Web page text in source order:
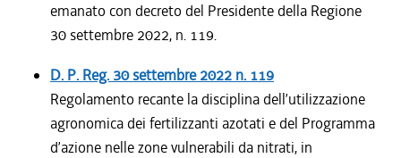
emanato con decreto del Presidente della Regione
30 settembre 2022, n. 119.
D. P. Reg. 30 settembre 2022 n. 119
Regolamento recante la disciplina dell’utilizzazione
agronomica dei fertilizzanti azotati e del Programma
d’azione nelle zone vulnerabili da nitrati, in